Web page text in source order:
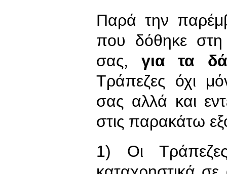
Παρά την
που δόθηκε στη
σας, για τα
Τράπεζες όχι
σας αλλά και
στις παρακάτω
1) Οι